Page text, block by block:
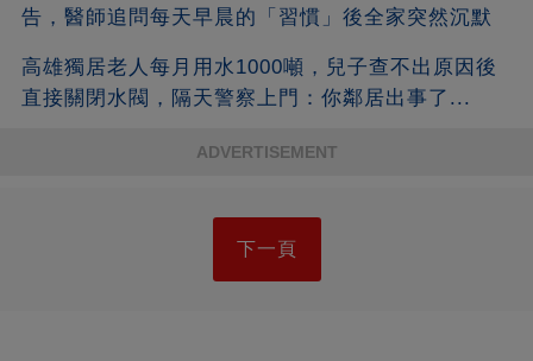
告，醫師追問每天早晨的「習慣」後全家突然沉默
高雄獨居老人每月用水1000噸，兒子查不出原因後
直接關閉水閥，隔天警察上門：你鄰居出事了...
ADVERTISEMENT
下一頁